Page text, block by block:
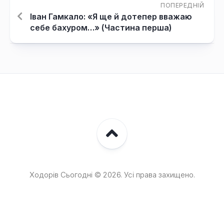
ПОПЕРЕДНІЙ
Іван Гамкало: «Я ще й дотепер вважаю
себе бахуром…» (Частина перша)
Ходорів Сьогодні © 2026. Усі права захищено.